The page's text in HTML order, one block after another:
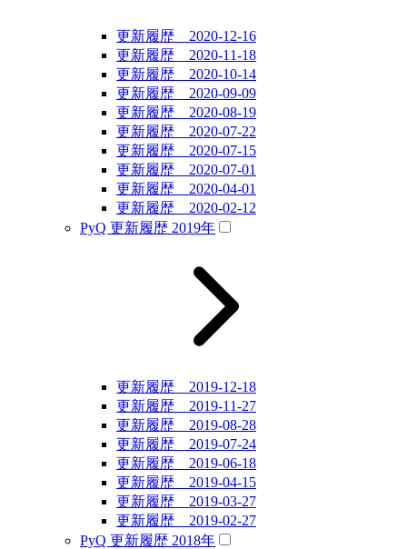
更新履歴 2020-12-16
更新履歴 2020-11-18
更新履歴 2020-10-14
更新履歴 2020-09-09
更新履歴 2020-08-19
更新履歴 2020-07-22
更新履歴 2020-07-15
更新履歴 2020-07-01
更新履歴 2020-04-01
更新履歴 2020-02-12
PyQ 更新履歴 2019年
更新履歴 2019-12-18
更新履歴 2019-11-27
更新履歴 2019-08-28
更新履歴 2019-07-24
更新履歴 2019-06-18
更新履歴 2019-04-15
更新履歴 2019-03-27
更新履歴 2019-02-27
PyQ 更新履歴 2018年